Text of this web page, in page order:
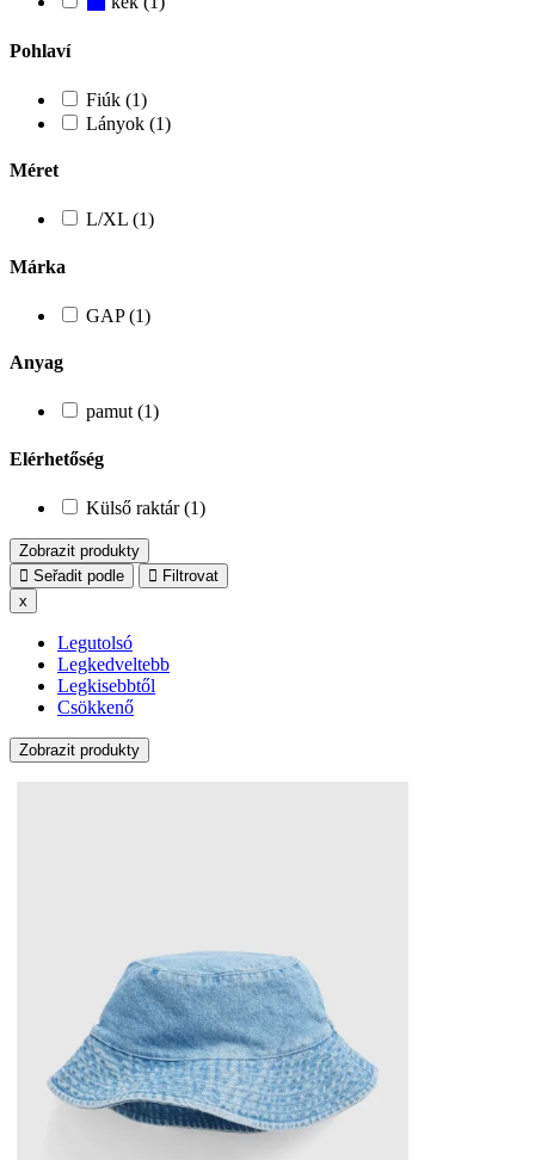
Pohlaví
Fiúk (1)
Lányok (1)
Méret
L/XL (1)
Márka
GAP (1)
Anyag
pamut (1)
Elérhetőség
Külső raktár (1)
Zobrazit produkty
Seřadit podle
Filtrovat
x
Legutolsó
Legkedveltebb
Legkisebbtől
Csökkenő
Zobrazit produkty